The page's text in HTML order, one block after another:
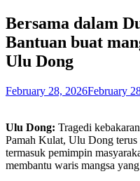
Bersama dalam
Bantuan buat
Ulu Dong
February 28, 2026February
Ulu Dong: Tragedi
Pamah Kulat, Ulu Dong terus
termasuk pemimpin
membantu waris mangsa